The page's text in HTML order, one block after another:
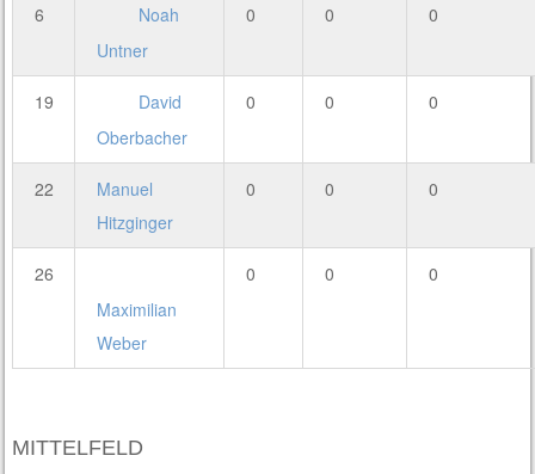
6
Noah
Untner
0 0 0
19
David
Oberbacher
0 0 0
22
Manuel
Hitzginger
0 0 0
26
Maximilian
Weber
0 0 0
MITTELFELD